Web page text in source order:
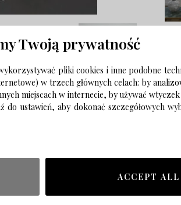
Twoją prywatność
pliki cookies i inne podobne
w trzech głównych celach: by
miejscach w internecie, by używać wtyczek
ustawień, aby dokonać szczegółowych
ACCEPT ALL